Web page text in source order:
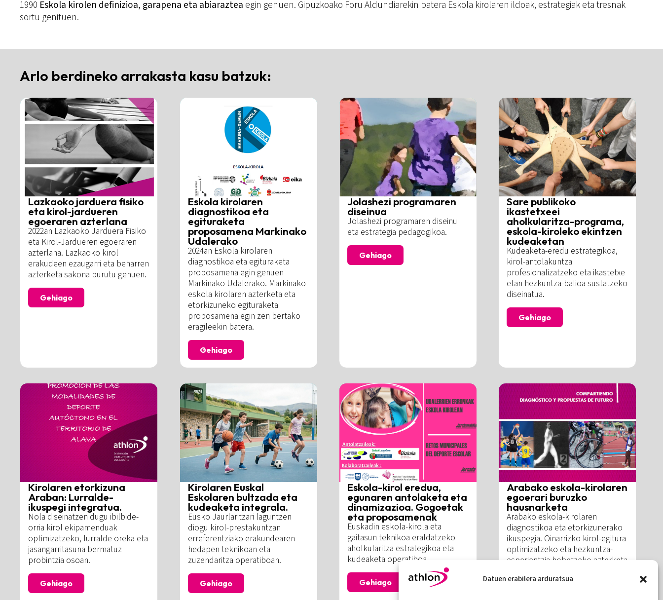
Datuen erabilera arduratsua
1990 Eskola kirolen definizioa, garapena eta abiaraztea egin genuen. Gipuzkoako Foru Aldundiarekin batera Eskola kirolaren ildoak, estrategiak eta tresnak
sortu genituen.
Arlo berdineko arrakasta kasu batzuk:
Lazkaoko jarduera fisiko
eta kirol-jardueren
egoeraren azterlana
2022an Lazkaoko Jarduera Fisiko
eta Kirol-Jardueren egoeraren
azterlana. Lazkaoko kirol
erakudeen ezaugarri eta beharren
azterketa sakona burutu genuen.
Gehiago
Eskola kirolaren
diagnostikoa eta
egituraketa
proposamena Markinako
Udalerako
2024an Eskola kirolaren
diagnostikoa eta egituraketa
proposamena egin genuen
Markinako Udalerako. Markinako
eskola kirolaren azterketa eta
etorkizuneko egituraketa
proposamena egin zen bertako
eragileekin batera.
Gehiago
Jolashezi programaren
diseinua
Jolashezi programaren diseinu
eta estrategia pedagogikoa.
Gehiago
Sare publikoko
ikastetxeei
aholkularitza-programa,
eskola-kiroleko ekintzen
kudeaketan
Kudeaketa-eredu estrategikoa,
kirol-antolakuntza
profesionalizatzeko eta ikastetxe
etan hezkuntza-balioa sustatzeko
diseinatua.
Gehiago
Kirolaren etorkizuna
Araban: Lurralde-
ikuspegi integratua.
Nola diseinatzen dugu ibilbide-
orria kirol ekipamenduak
optimizatzeko, lurralde oreka eta
jasangarritasuna bermatuz
probintzia osoan.
Gehiago
Kirolaren Euskal
Eskolaren bultzada eta
kudeaketa integrala.
Eusko Jaurlaritzari laguntzen
diogu kirol-prestakuntzan
erreferentziako erakundearen
hedapen teknikoan eta
zuzendaritza operatiboan.
Gehiago
Eskola-kirol eredua,
egunaren antolaketa eta
dinamizazioa. Gogoetak
eta proposamenak
Euskadin eskola-kirola eta
gaitasun teknikoa eraldatzeko
aholkularitza estrategikoa eta
kudeaketa operatiboa
Gehiago
Arabako eskola-kirolaren
egoerari buruzko
hausnarketa
Arabako eskola-kirolaren
diagnostikoa eta etorkizunerako
ikuspegia. Oinarrizko kirol-egitura
optimizatzeko eta hezkuntza-
esperientzia hobetzeko azterketa